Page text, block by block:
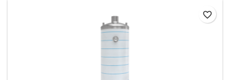
favorite_border